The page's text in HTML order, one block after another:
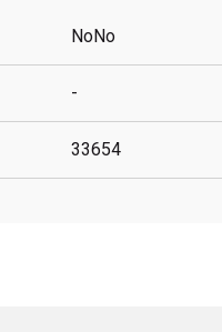
NoNo
-
33654